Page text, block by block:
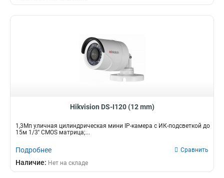
Hikvision DS-I120 (12 mm)
1,3Мп уличная цилиндрическая мини IP-камера с ИК-подсветкой до
15м 1/3'' CMOS матрица;...
Подробнее Сравнить
Наличие: Нет на складе